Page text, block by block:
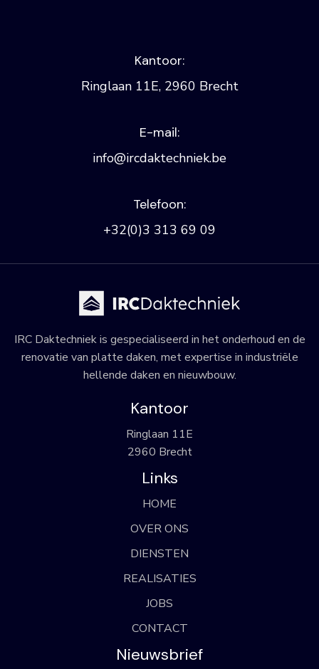
Kantoor:
Ringlaan 11E, 2960 Brecht
E-mail:
info@ircdaktechniek.be
Telefoon:
+32(0)3 313 69 09
IRC Daktechniek is gespecialiseerd in het onderhoud en de
renovatie van platte daken, met expertise in industriële
hellende daken en nieuwbouw.
Kantoor
Ringlaan 11E
2960 Brecht
Links
HOME
OVER ONS
DIENSTEN
REALISATIES
JOBS
CONTACT
Nieuwsbrief